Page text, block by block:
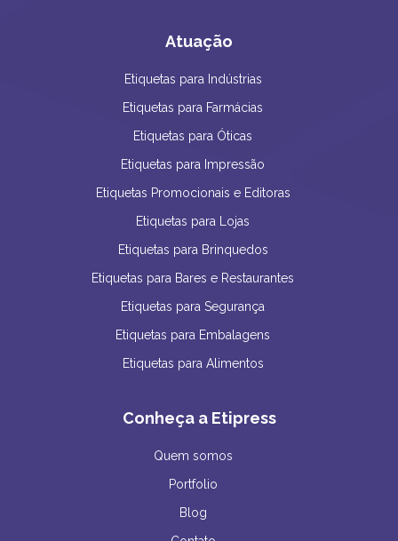
Atuação
Etiquetas para Indústrias
Etiquetas para Farmácias
Etiquetas para Óticas
Etiquetas para Impressão
Etiquetas Promocionais e Editoras
Etiquetas para Lojas
Etiquetas para Brinquedos
Etiquetas para Bares e Restaurantes
Etiquetas para Segurança
Etiquetas para Embalagens
Etiquetas para Alimentos
Conheça a Etipress
Quem somos
Portfolio
Blog